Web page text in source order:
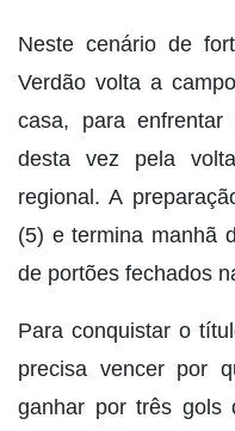
Neste cenário de
Verdão volta a
casa, para
desta vez pela
regional. A
(5) e termina manhã
de portões fechados
Para conquistar o
precisa vencer por
ganhar por três gols